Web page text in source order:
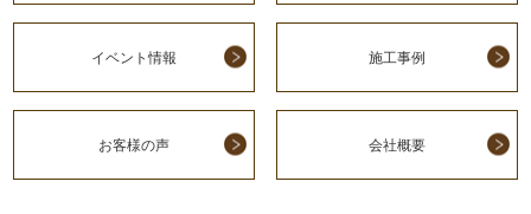
イベント情報 施工事例
お客様の声 会社概要